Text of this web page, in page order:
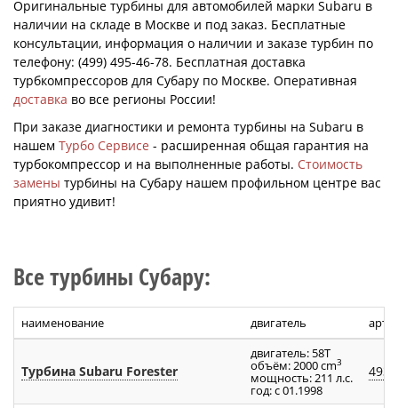
Оригинальные турбины для автомобилей марки Subaru в
наличии на складе в Москве и под заказ. Бесплатные
консультации, информация о наличии и заказе турбин по
телефону: (499) 495-46-78. Бесплатная доставка
турбкомпрессоров для Субару по Москве. Оперативная
доставка во все регионы России!
При заказе диагностики и ремонта турбины на Subaru в
нашем Турбо Сервисе - расширенная общая гарантия на
турбокомпрессор и на выполненные работы. Стоимость
замены турбины на Субару нашем профильном центре вас
приятно удивит!
Все турбины Субару:
наименование двигатель
Турбина Subaru Forester
двигатель: 58T
объём: 2000 cm3
мощность: 211 л.с.
год: с 01.1998